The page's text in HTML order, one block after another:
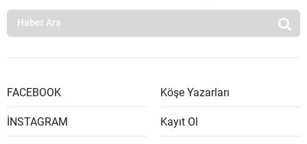
FACEBOOK
İNSTAGRAM
Köşe Yazarları
Kayıt Ol